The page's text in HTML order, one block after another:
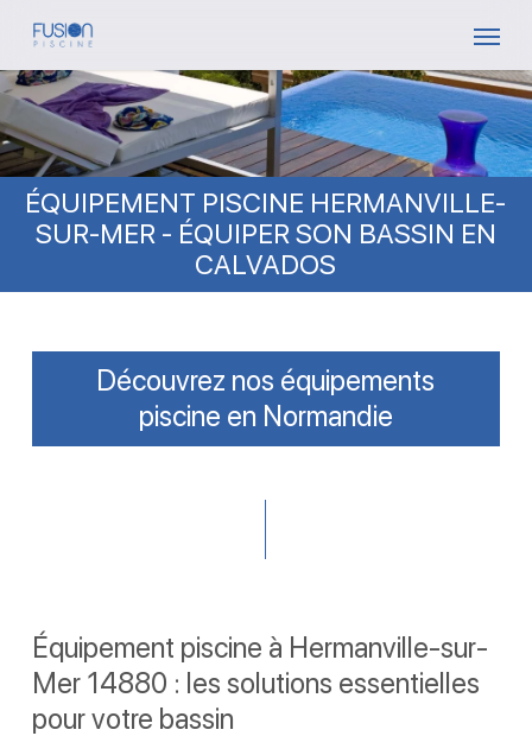
Skip
main
content
ÉQUIPEMENT PISCINE HERMANVILLE-
SUR-MER - ÉQUIPER SON BASSIN EN
CALVADOS
Découvrez nos équipements
piscine en Normandie
Équipement piscine à Hermanville-sur-
Mer 14880 : les solutions essentielles
pour votre bassin